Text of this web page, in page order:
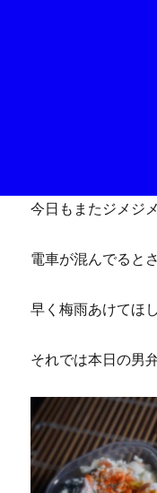
今日もまたジメジ
電車が混んでると
早く梅雨あけてほ
それでは本日の男